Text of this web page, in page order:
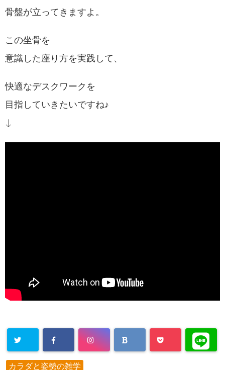
骨盤が立ってきますよ。
この坐骨を
意識した座り方を実践して、
快適なデスクワークを
目指していきたいですね♪
↓
カラダと姿勢の雑学